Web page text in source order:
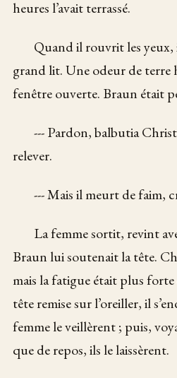
heures l’avait terrassé.
Quand il rouvrit les
grand lit. Une odeur de
fenêtre ouverte. Braun était
--- Pardon, balbutia
relever.
--- Mais il meurt de faim,
La femme sortit, revint
Braun lui soutenait la tête.
mais la fatigue était plus
tête remise sur l’oreiller, il
femme le veillèrent ; puis,
que de repos, ils le laissèrent.